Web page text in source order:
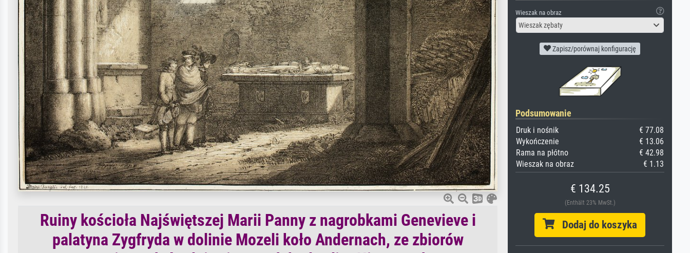
Ruiny kościoła Najświętszej Marii Panny z nagrobkami Genevieve i
palatyna Zygfryda w dolinie Mozeli koło Andernach, ze zbiorów
Wieszak na obraz
Wieszak zębaty
Zapisz/porównaj konfigurację
Podsumowanie
Druk i nośnik
€ 77.08
Wykończenie
€ 13.06
Rama na płótno
€ 42.98
Wieszak na obraz
€ 1.13
€ 134.25
(Enthält 23% MwSt.)
Dodaj do koszyka